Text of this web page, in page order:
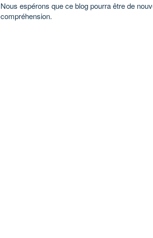
Nous espérons que ce blog pourra être de
compréhension.